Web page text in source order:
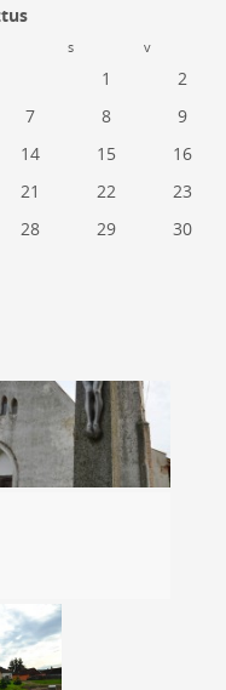
s v
1
2
7 8
9
14 15
16
21 22
23
28 29
30